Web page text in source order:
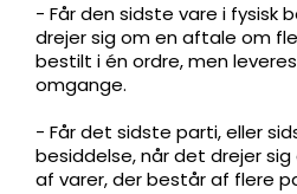
- Får den sidste vare i fysisk
drejer sig om en aftale om
bestilt i én ordre, men
omgange.
- Får det sidste parti, eller
besiddelse, når det drejer
af varer, der består af flere